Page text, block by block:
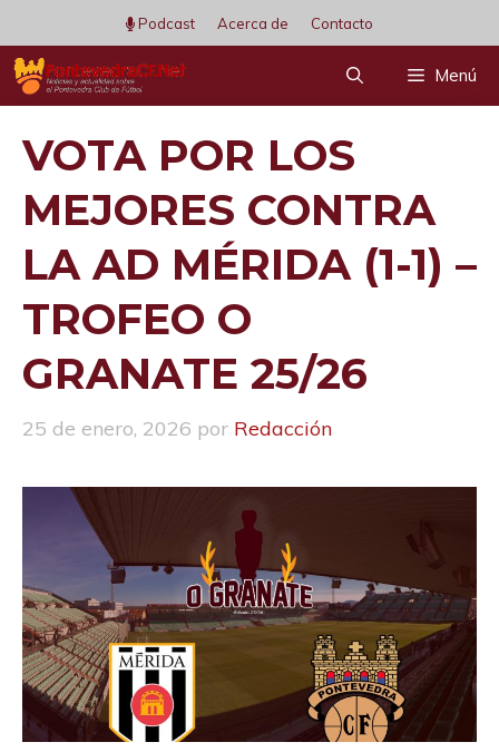
al
contenido
Podcast Acerca de Contacto
Menú
VOTA POR LOS
MEJORES CONTRA
LA AD MÉRIDA (1-1) –
TROFEO O
GRANATE 25/26
25 de enero, 2026 por Redacción